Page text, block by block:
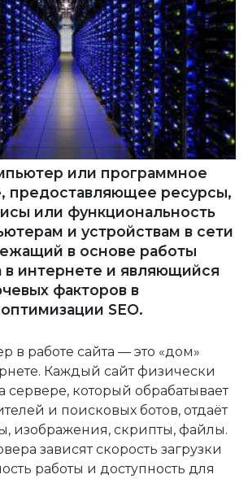
или программное
предоставляющее ресурсы,
или функциональность
и устройствам в сети
в основе работы
в интернете и являющийся
факторов в
SEO.
в работе сайта — это «дом»
Каждый сайт физически
сервере, который обрабатывает
и поисковых ботов, отдаёт
изображения, скрипты, файлы.
зависят скорость загрузки
работы и доступность для